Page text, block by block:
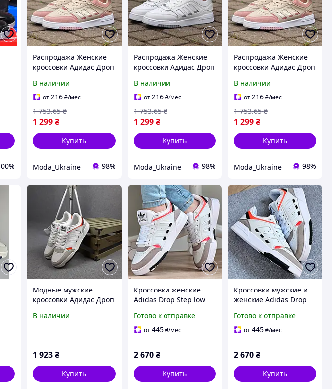
Распродажа Женские
кроссовки Адидас Дроп
Pink Розовый 36
В наличии
от216₴/мес
1 299₴
1 753.65 ₴
Купить
Moda_Ukraine 98%
Распродажа Женские
кроссовки Адидас Дроп
White Белый 40
В наличии
от216 ₴/мес
1 299 ₴
1 753.65 ₴
Купить
Moda_Ukraine 98%
Распродажа Женские
кроссовки Адидас Дроп
Pink Розовый 36 37
В наличии
от216₴/мес
1 299₴
1 753.65 ₴
Купить
Moda_Ukraine 98%
Модные мужские
кроссовки Адидас Дроп
Adidas Drop Step белые
В наличии
1 923₴
Купить
Кроссовки женские
Adidas Drop Step low
Адидас Дроп Степ лов
белые серые
Готово к отправке
от445 ₴/мес
2 670 ₴
Купить
Кроссовки мужские и
женские Adidas Drop
кеды Адидас Дроп Степ
лов белые серые
Готово к отправке
от445₴/мес
2 670₴
Купить